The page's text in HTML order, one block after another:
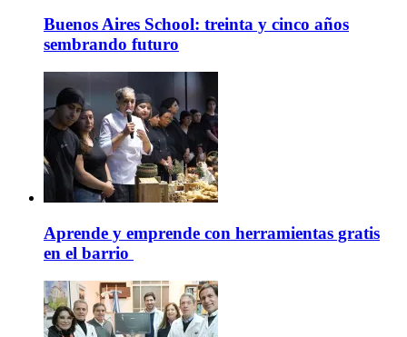
Buenos Aires School: treinta y cinco años
sembrando futuro
Aprende y emprende con herramientas gratis
en el barrio